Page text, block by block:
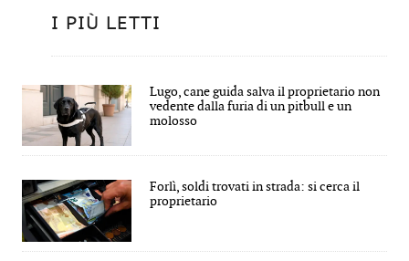
I PIÙ LETTI
Lugo, cane guida salva il proprietario non
vedente dalla furia di un pitbull e un
molosso
Forlì, soldi trovati in strada: si cerca il
proprietario